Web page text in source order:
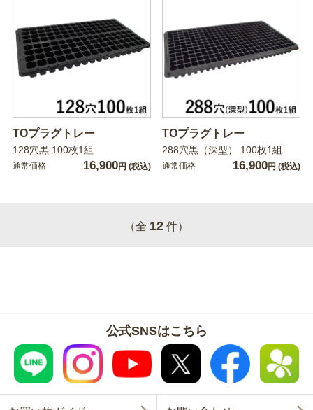
TOプラグトレー
128穴黒 100枚1組
通常価格 16,900円 (税込)
TOプラグトレー
288穴黒（深型） 100枚1組
通常価格 16,900円 (税込)
（全 12 件）
公式SNSはこちら